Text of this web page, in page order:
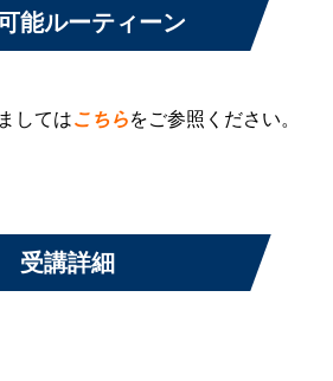
能ルーティーン
してはこちらをご参照ください。
受講詳細